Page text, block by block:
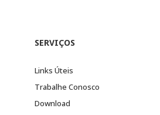
SERVIÇOS
Links Úteis
Trabalhe Conosco
Download